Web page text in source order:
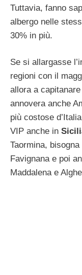
Tuttavia, fanno
albergo nelle
30% in più.
Se si allargasse
regioni con il
allora a
annovera anche
più costose
VIP anche in
Taormina,
Favignana e poi
Maddalena e